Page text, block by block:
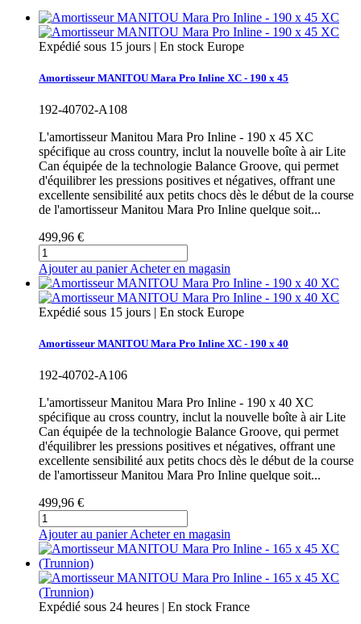
Expédié sous 15 jours | En stock Europe
Amortisseur MANITOU Mara Pro Inline XC - 190 x 45
192-40702-A108
L'amortisseur Manitou Mara Pro Inline - 190 x 45 XC
spécifique au cross country, inclut la nouvelle boîte à air Lite
Can équipée de la technologie Balance Groove, qui permet
d'équilibrer les pressions positives et négatives, offrant une
excellente sensibilité aux petits chocs dès le début de la course
de l'amortisseur Manitou Mara Pro Inline quelque soit...
499,96 €
Ajouter au panier Acheter en magasin
Expédié sous 15 jours | En stock Europe
Amortisseur MANITOU Mara Pro Inline XC - 190 x 40
192-40702-A106
L'amortisseur Manitou Mara Pro Inline - 190 x 40 XC
spécifique au cross country, inclut la nouvelle boîte à air Lite
Can équipée de la technologie Balance Groove, qui permet
d'équilibrer les pressions positives et négatives, offrant une
excellente sensibilité aux petits chocs dès le début de la course
de l'amortisseur Manitou Mara Pro Inline quelque soit...
499,96 €
Ajouter au panier Acheter en magasin
Expédié sous 24 heures | En stock France